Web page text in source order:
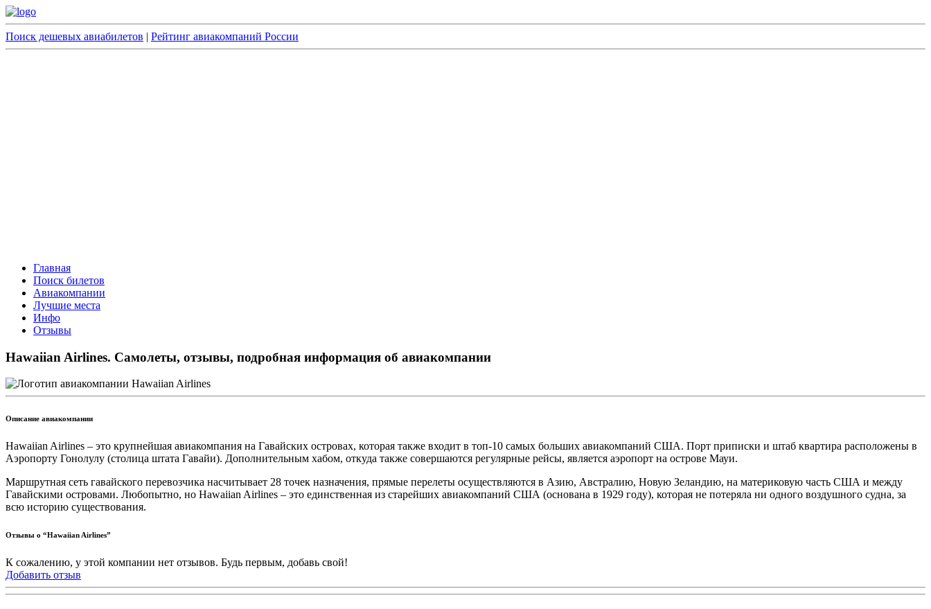
Поиск дешевых авиабилетов | Рейтинг авиакомпаний России
Главная
Поиск билетов
Авиакомпании
Лучшие места
Инфо
Отзывы
Hawaiian Airlines. Самолеты, отзывы, подробная информация об авиакомпании
Описание авиакомпании
Hawaiian Airlines – это крупнейшая авиакомпания на Гавайских островах, которая также входит в топ-10 самых больших авиакомпаний США. Порт приписки и штаб квартира расположены в
Аэропорту Гонолулу (столица штата Гавайи). Дополнительным хабом, откуда также совершаются регулярные рейсы, является аэропорт на острове Мауи.
Маршрутная сеть гавайского перевозчика насчитывает 28 точек назначения, прямые перелеты осуществляются в Азию, Австралию, Новую Зеландию, на материковую часть США и между
Гавайскими островами. Любопытно, но Hawaiian Airlines – это единственная из старейших авиакомпаний США (основана в 1929 году), которая не потеряла ни одного воздушного судна, за
всю историю существования.
Отзывы о “Hawaiian Airlines”
К сожалению, у этой компании нет отзывов. Будь первым, добавь свой!
Добавить отзыв